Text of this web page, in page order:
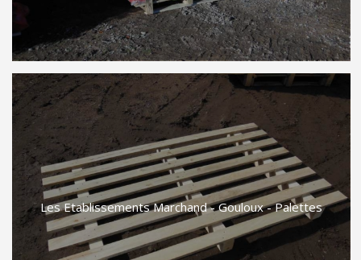
Les Etablissements Marchand - Gouloux - Palettes